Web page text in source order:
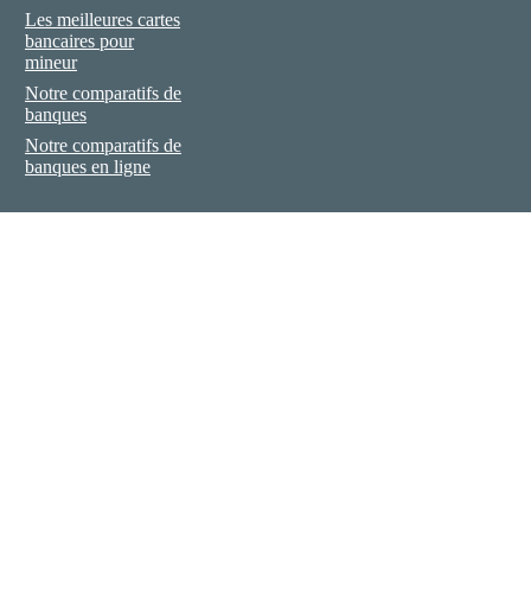
Les meilleures cartes
bancaires pour
mineur
Notre comparatifs de
banques
Notre comparatifs de
banques en ligne